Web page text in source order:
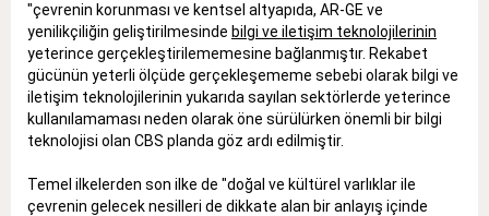
"çevrenin korunması ve kentsel altyapıda, AR-GE ve
yenilikçiliğin geliştirilmesinde bilgi ve iletişim teknolojilerinin
yeterince gerçekleştirilememesine bağlanmıştır. Rekabet
gücünün yeterli ölçüde gerçekleşememe sebebi olarak bilgi ve
iletişim teknolojilerinin yukarıda sayılan sektörlerde yeterince
kullanılamaması neden olarak öne sürülürken önemli bir bilgi
teknolojisi olan CBS planda göz ardı edilmiştir.
Temel ilkelerden son ilke de "doğal ve kültürel varlıklar ile
çevrenin gelecek nesilleri de dikkate alan bir anlayış içinde